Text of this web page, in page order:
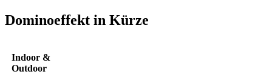
Dominoeffekt in Kürze
Indoor &
Outdoor